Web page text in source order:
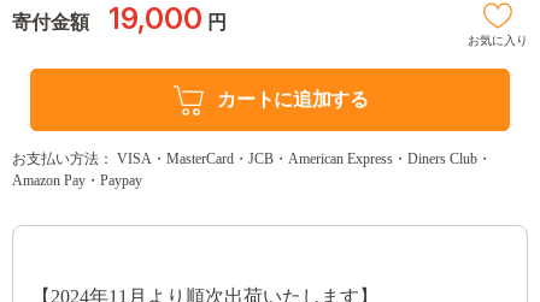
寄付金額 19,000 円
お気に入り
カートに追加する
お支払い方法： VISA・MasterCard・JCB・American Express・Diners Club・
Amazon Pay・Paypay
【2024年11月より順次出荷いたします】